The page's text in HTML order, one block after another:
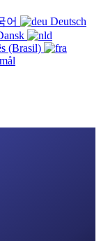
어
Deutsch
(Brasil)